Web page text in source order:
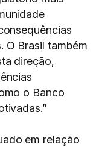
O Brasil também
direção,
o Banco
em relação